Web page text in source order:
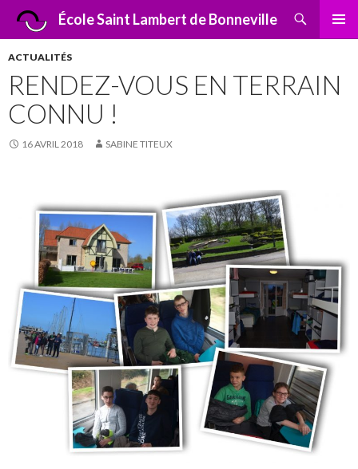
École Saint Lambert de Bonneville
Recherche
ALLER
ACTUALITÉS
RENDEZ-VOUS EN TERRAIN
CONNU !
16 AVRIL 2018 SABINE TITEUX